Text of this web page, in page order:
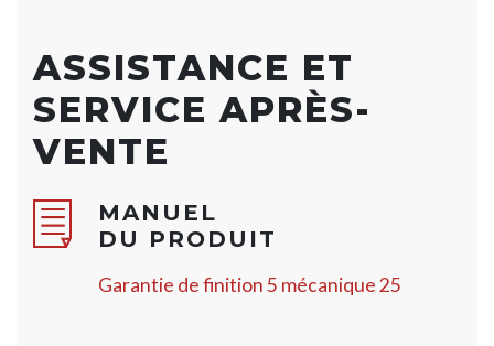
ASSISTANCE ET
SERVICE APRÈS-
VENTE
MANUEL
DU PRODUIT
Garantie de finition 5 mécanique 25